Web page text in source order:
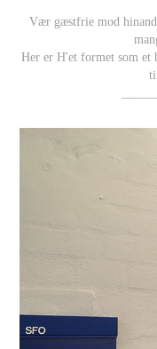
Vær gæstfrie mod
Her er H'et formet som et